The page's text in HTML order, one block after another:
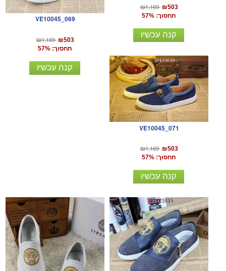
VE10045_069
₪1,169 ₪503
תחסוך: 57%
קנה עכשיו
₪1,169 ₪503
תחסוך: 57%
קנה עכשיו
VE10045_071
₪1,169 ₪503
תחסוך: 57%
קנה עכשיו